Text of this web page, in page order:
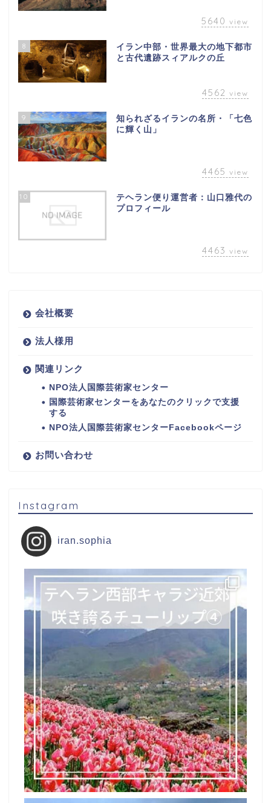
5640 view
8
イラン中部・世界最大の地下都市
と古代遺跡スィアルクの丘
4562 view
9
知られざるイランの名所・「七色
に輝く山」
4465 view
10
テヘラン便り運営者：山口雅代の
プロフィール
4463 view
会社概要
法人様用
関連リンク
NPO法人国際芸術家センター
国際芸術家センターをあなたのクリックで支援
する
NPO法人国際芸術家センターFacebookページ
お問い合わせ
Instagram
iran.sophia